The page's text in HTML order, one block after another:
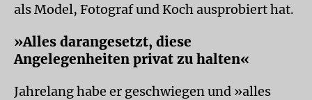
als Model, Fotograf und Koch ausprobiert hat.
»Alles darangesetzt, diese
Angelegenheiten privat zu halten«
Jahrelang habe er geschwiegen und »alles